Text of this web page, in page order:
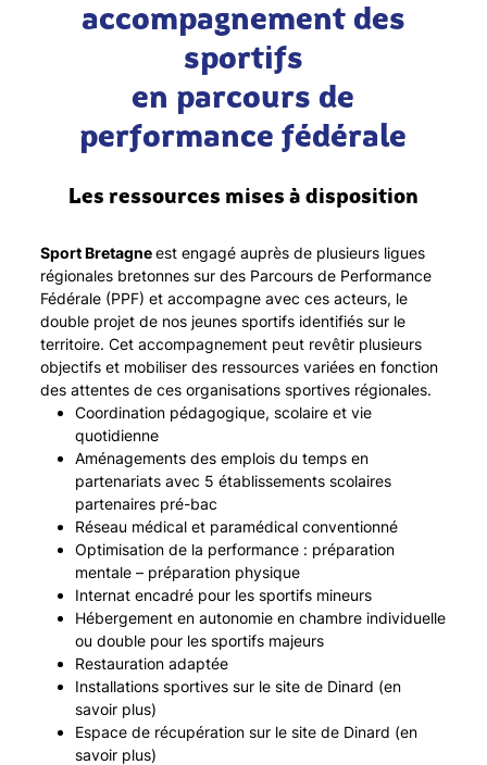
accompagnement des
sportifs
en parcours de
performance fédérale
Les ressources mises à disposition
Sport Bretagneest engagé auprès de plusieurs ligues
régionales bretonnes sur des Parcours de Performance
Fédérale (PPF) et accompagne avec ces acteurs, le
double projet de nos jeunes sportifs identifiés sur le
territoire. Cet accompagnement peut revêtir plusieurs
objectifs et mobiliser des ressources variées en fonction
des attentes de ces organisations sportives régionales.
Coordination pédagogique, scolaire et vie
quotidienne
Aménagements des emplois du temps en
partenariats avec 5 établissements scolaires
partenaires pré-bac
Réseau médical et paramédical conventionné
Optimisation de la performance : préparation
mentale – préparation physique
Internat encadré pour les sportifs mineurs
Hébergement en autonomie en chambre individuelle
ou double pour les sportifs majeurs
Restauration adaptée
Installations sportives sur le site de Dinard (en
savoir plus)
Espace de récupération sur le site de Dinard (en
savoir plus)